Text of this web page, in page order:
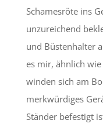
Schamesröte ins
unzureichend
und Büstenhalter
es mir, ähnlich wie
winden sich am
merkwürdiges
Ständer befestigt